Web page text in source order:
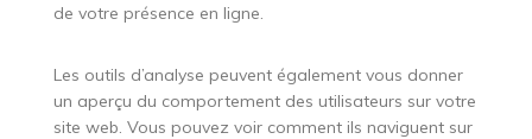
de votre présence en ligne.
Les outils d’analyse peuvent également vous donner
un aperçu du comportement des utilisateurs sur votre
site web. Vous pouvez voir comment ils naviguent sur